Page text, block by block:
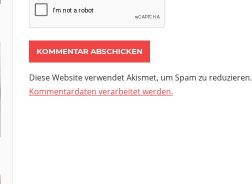
Diese Website verwendet Akismet, um Spam zu reduzieren.
Kommentardaten verarbeitet werden.